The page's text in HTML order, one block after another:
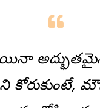
కోరుకుంటే,